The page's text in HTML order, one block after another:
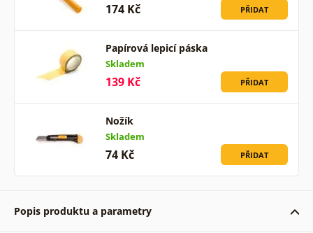
174 Kč PŘIDAT
Papírová lepicí páska
Skladem
139 Kč PŘIDAT
Nožík
Skladem
74 Kč PŘIDAT
Popis produktu a parametry